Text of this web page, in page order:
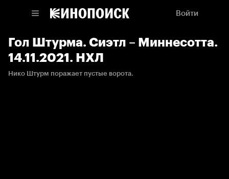
Войти
Гол Штурма. Сиэтл – Миннесотта.
14.11.2021. НХЛ
Нико Штурм поражает пустые ворота.